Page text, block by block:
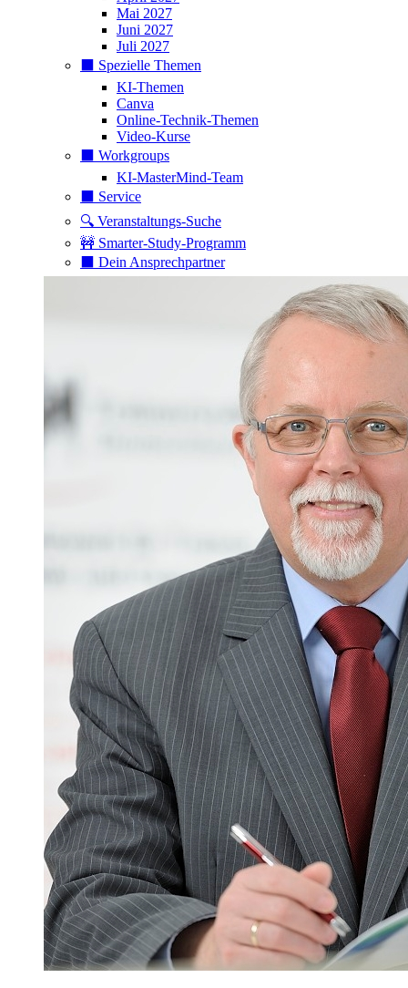
Mai 2027
Juni 2027
Juli 2027
⬛️ Spezielle Themen
KI-Themen
Canva
Online-Technik-Themen
Video-Kurse
⬛️ Workgroups
KI-MasterMind-Team
⬛️ Service
🔍 Veranstaltungs-Suche
🚧 Smarter-Study-Programm
⬛️ Dein Ansprechpartner